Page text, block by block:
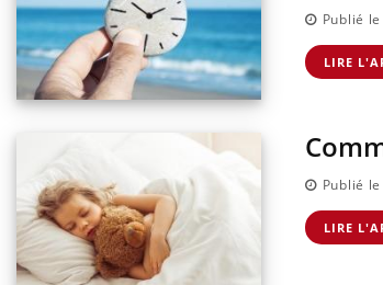
Publié
LIRE
Publié
LIRE